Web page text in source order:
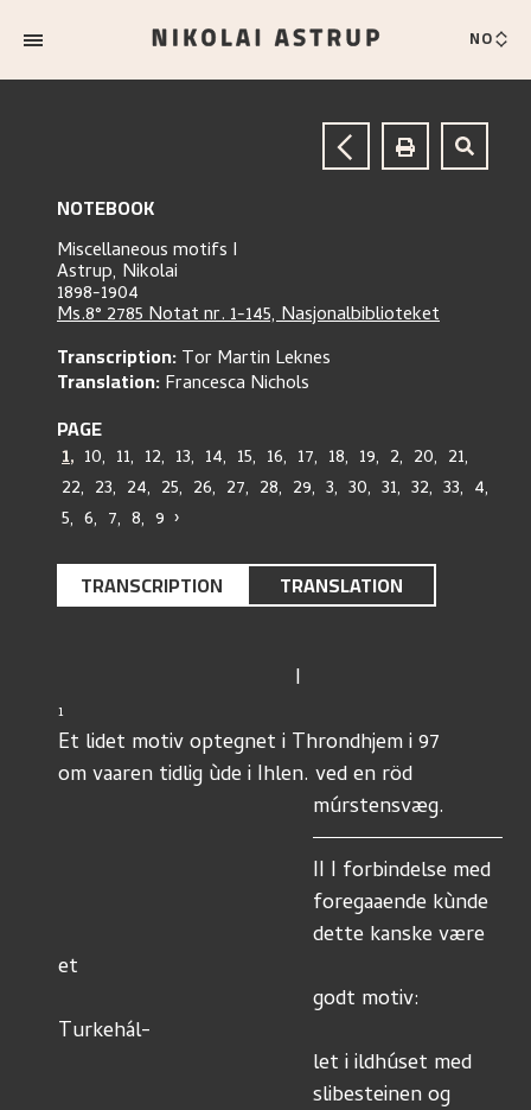
NO
NOTEBOOK
Miscellaneous motifs I
Astrup, Nikolai
1898-1904
Ms.8° 2785 Notat nr. 1-145, Nasjonalbiblioteket
Transcription:Tor Martin Leknes
Translation:Francesca Nichols
PAGE
1, 10, 11, 12, 13, 14, 15, 16, 17, 18, 19, 2, 20, 21,
22, 23, 24, 25, 26, 27, 28, 29, 3, 30, 31, 32, 33, 4,
5, 6, 7, 8, 9 ›
TRANSCRIPTION TRANSLATION
1
Et lidet motiv optegnet i Throndhjem i 97
om vaaren tidlig ùde i Ihlen. ved en röd
                                	   II I forbindelse med
                         	           foregaaende kùnde
et
Turkehál-
                                	   let i ildhúset med